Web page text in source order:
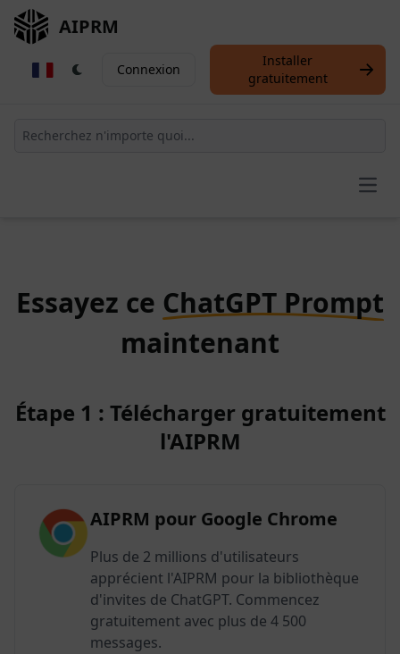
AIPRM
Connexion
Installer
gratuitement
Essayez ce ChatGPT Prompt
maintenant
Étape 1 : Télécharger gratuitement
l'AIPRM
AIPRM pour Google Chrome
Plus de 2 millions d'utilisateurs
apprécient l'AIPRM pour la bibliothèque
d'invites de ChatGPT. Commencez
gratuitement avec plus de 4 500
messages.